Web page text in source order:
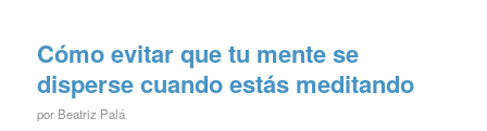
Cómo evitar que tu mente se
disperse cuando estás meditando
por Beatriz Palá